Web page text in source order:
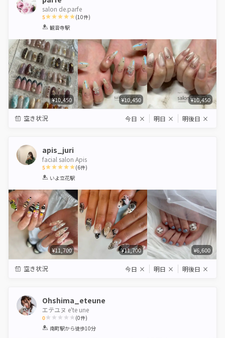
salon de.parfe
5
1 2 3 4 5
(10件)
観音寺駅
¥10,450 ¥10,450 ¥10,450
空き状況 今日 × 明日 × 明後日 ×
apis_juri
facial salon Apis
5
1 2 3 4 5
(6件)
いよ立花駅
¥11,700 ¥11,700 ¥6,600
空き状況 今日 × 明日 × 明後日 ×
Ohshima_eteune
エテユヌ e'te une
0
1 2 3 4 5
(0件)
南町駅から徒歩10分